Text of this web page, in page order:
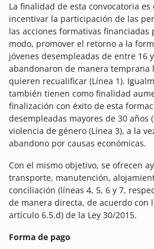
La finalidad de esta convocatoria
incentivar la participación de las
las acciones formativas financiadas
modo, promover el retorno a la
jóvenes desempleadas de entre 16
abandonaron de manera temprana
quieren recualificar (Línea 1).
también tienen como finalidad
finalización con éxito de esta
desempleadas mayores de 30 años
violencia de género (Línea 3), a la
abandono por causas económicas.
Con el mismo objetivo, se ofrecen
transporte, manutención,
conciliación (líneas 4, 5, 6 y 7,
de manera directa, de acuerdo con
artículo 6.5.d) de la Ley 30/2015.
Forma de pago